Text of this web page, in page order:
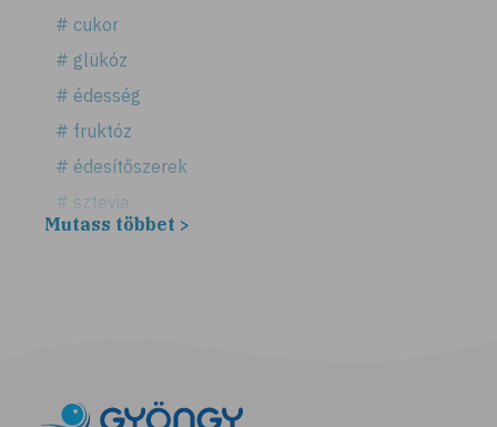
# cukor
# glükóz
# édesség
# fruktóz
# édesítőszerek
# sztevia
# fogadalom
# célkitűzés
Mutass többet >